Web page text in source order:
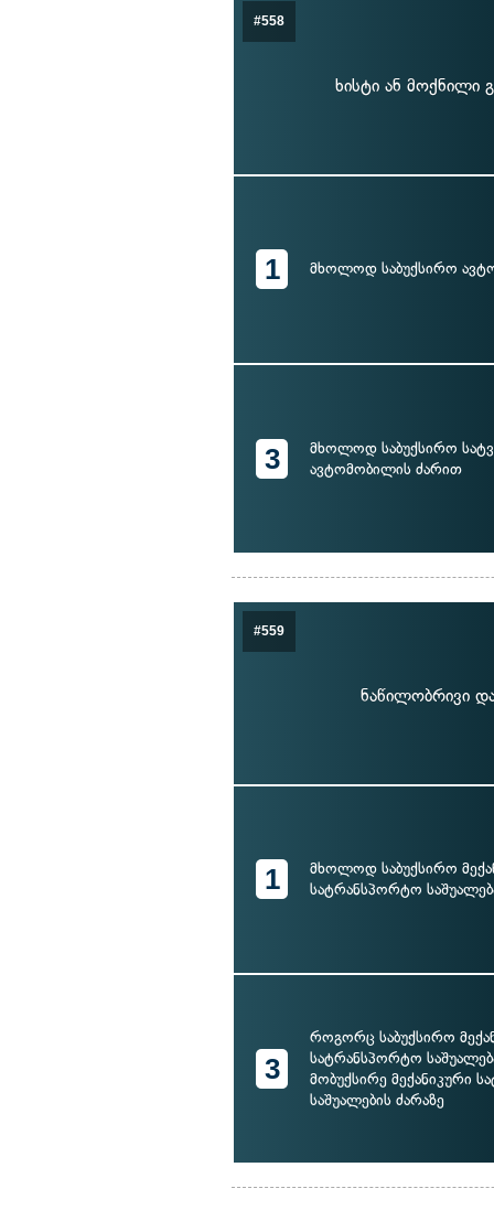
#558
ხისტი ან მოქნილი
1 მხოლოდ საბუქსირო
3
მხოლოდ საბუქსირო
ავტომობილის ძარით
#559
ნაწილობრივი
1
მხოლოდ საბუქსირო
სატრანსპორტო
3
როგორც საბუქსირო
სატრანსპორტო
მობუქსირე მექანიკური
საშუალების ძარაზე